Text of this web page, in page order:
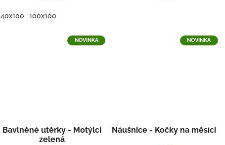
40x100 100x100
NOVINKA
Bavlněné utěrky - Motýlci
zelená
NOVINKA
Náušnice - Kočky na měsíci